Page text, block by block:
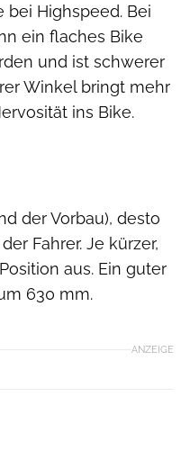
Highspeed. Bei
ein flaches Bike
und ist schwerer
Winkel bringt mehr
ins Bike.
der Vorbau), desto
Fahrer. Je kürzer,
aus. Ein guter
630 mm.
ANZEIGE